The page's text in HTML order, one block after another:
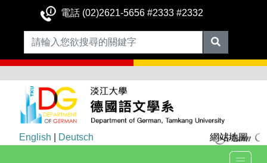
電話 (02)2621-5656 #2333 #2332
English Deutsch 網站地圖